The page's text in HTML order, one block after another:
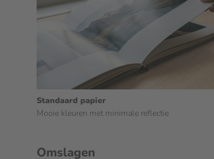
Standaard papier
Mooie kleuren met minimale reflectie
Omslagen